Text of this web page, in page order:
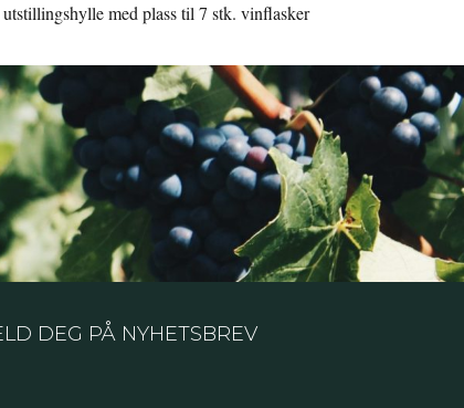
utstillingshylle med plass til 7 stk. vinflasker
Champagne.
DEG PÅ NYHETSBREV